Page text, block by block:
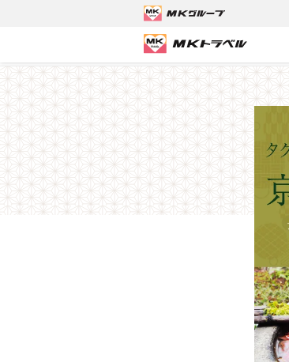
MKトラベルTOP 京都観光タク